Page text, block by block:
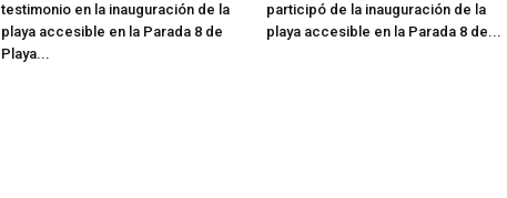
testimonio en la inauguración de la
playa accesible en la Parada 8 de
Playa...
participó de la inauguración de la
playa accesible en la Parada 8 de...